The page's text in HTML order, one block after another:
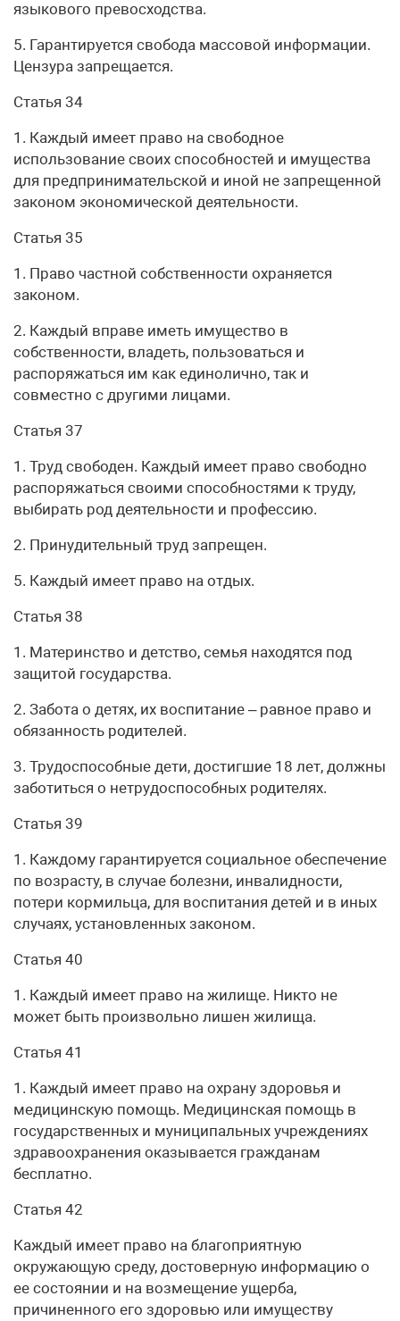
языкового превосходства.
5. Гарантируется свобода массовой информации.
Цензура запрещается.
Статья 34
1. Каждый имеет право на свободное
использование своих способностей и имущества
для предпринимательской и иной не запрещенной
законом экономической деятельности.
Статья 35
1. Право частной собственности охраняется
законом.
2. Каждый вправе иметь имущество в
собственности, владеть, пользоваться и
распоряжаться им как единолично, так и
совместно с другими лицами.
Статья 37
1. Труд свободен. Каждый имеет право свободно
распоряжаться своими способностями к труду,
выбирать род деятельности и профессию.
2. Принудительный труд запрещен.
5. Каждый имеет право на отдых.
Статья 38
1. Материнство и детство, семья находятся под
защитой государства.
2. Забота о детях, их воспитание – равное право и
обязанность родителей.
3. Трудоспособные дети, достигшие 18 лет, должны
заботиться о нетрудоспособных родителях.
Статья 39
1. Каждому гарантируется социальное обеспечение
по возрасту, в случае болезни, инвалидности,
потери кормильца, для воспитания детей и в иных
случаях, установленных законом.
Статья 40
1. Каждый имеет право на жилище. Никто не
может быть произвольно лишен жилища.
Статья 41
1. Каждый имеет право на охрану здоровья и
медицинскую помощь. Медицинская помощь в
государственных и муниципальных учреждениях
здравоохранения оказывается гражданам
бесплатно.
Статья 42
Каждый имеет право на благоприятную
окружающую среду, достоверную информацию о
ее состоянии и на возмещение ущерба,
причиненного его здоровью или имуществу